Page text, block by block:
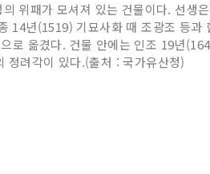
위패가 모셔져 있는 건물이다. 선생
14년(1519) 기묘사화 때 조광조 등
로 옮겼다. 건물 안에는 인조 19년
정려각이 있다.(출처 : 국가유산청)